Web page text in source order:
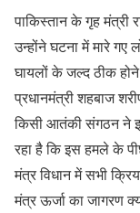
पाकिस्तान के गृह मंत्री
उन्होंने घटना में मारे
घायलों के जल्द ठीक
प्रधानमंत्री शहबाज
किसी आतंकी संगठन ने
रहा है कि इस हमले के
मंत्र विधान में सभी
मंत्र ऊर्जा का जागरण